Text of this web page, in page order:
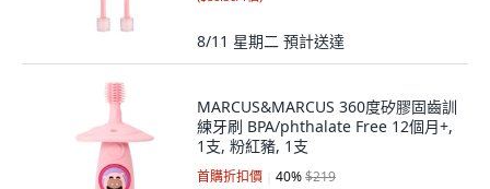
8/11 星期二 預計送達
MARCUS&MARCUS 360度矽膠固齒訓
練牙刷 BPA/phthalate Free 12個月+,
1支, 粉紅豬, 1支
首購折扣價 40%$219